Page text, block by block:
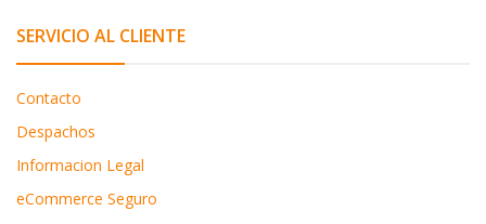
SERVICIO AL CLIENTE
Contacto
Despachos
Informacion Legal
eCommerce Seguro